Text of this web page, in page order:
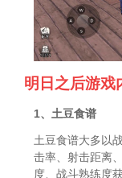
明日之后游戏
1、土豆食谱
土豆食谱大多以
击率、射击距离
度、战斗熟练度